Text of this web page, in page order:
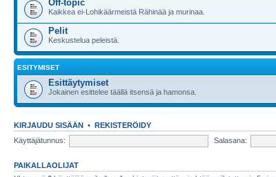
Off-topic
Kaikkea ei-Lohikäärmeistä Rähinää ja murinaa.
Pelit
Keskustelua peleistä.
ESITYMISET
Esittäytymiset
Jokainen esittelee täällä itsensä ja hamonsa.
KIRJAUDU SISÄÄN • REKISTERÖIDY
Käyttäjätunnus:
Salasana:
PAIKALLAOLIJAT